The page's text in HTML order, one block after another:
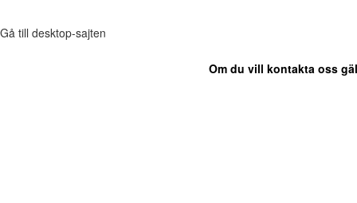
Gå till desktop-sajten
Om du vill kontakta oss